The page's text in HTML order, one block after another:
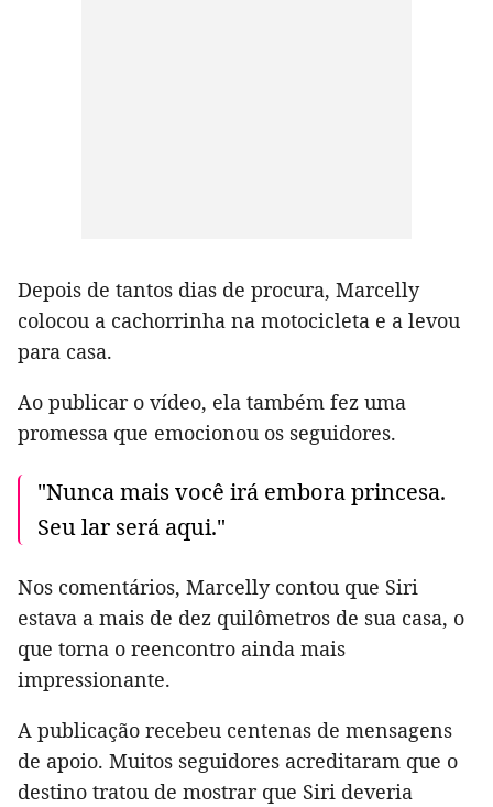
Depois de tantos dias de procura, Marcelly
colocou a cachorrinha na motocicleta e a levou
para casa.
Ao publicar o vídeo, ela também fez uma
promessa que emocionou os seguidores.
"Nunca mais você irá embora princesa.
Seu lar será aqui."
Nos comentários, Marcelly contou que Siri
estava a mais de dez quilômetros de sua casa, o
que torna o reencontro ainda mais
impressionante.
A publicação recebeu centenas de mensagens
de apoio. Muitos seguidores acreditaram que o
destino tratou de mostrar que Siri deveria